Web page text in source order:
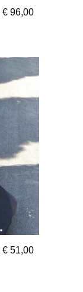
€ 96,00
€ 51,00